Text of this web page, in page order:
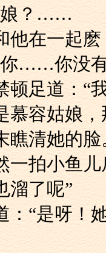
娘？……
和他在一起
“你……你没
禁顿足道
慕容姑娘
瞧清她的脸
然一拍小
溜了呢”
道：“是呀